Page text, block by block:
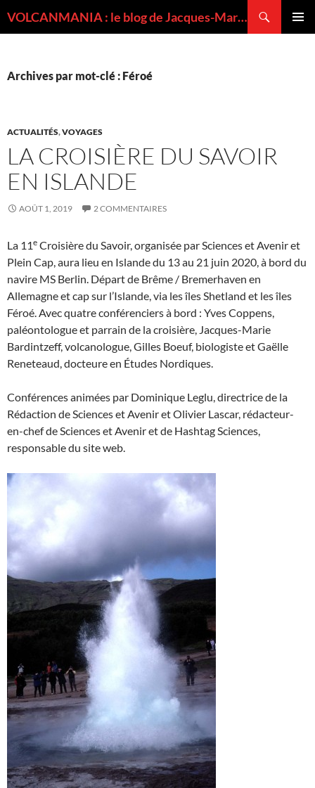
VOLCANMANIA : le blog de Jacques-Marie BARDINTZEFF, volcanologue
Archives par mot-clé : Féroé
ACTUALITÉS,VOYAGES
LA CROISIÈRE DU SAVOIR
EN ISLANDE
AOÛT 1, 2019 2 COMMENTAIRES
La 11e Croisière du Savoir, organisée par Sciences et Avenir et
Plein Cap, aura lieu en Islande du 13 au 21 juin 2020, à bord du
navire MS Berlin. Départ de Brême / Bremerhaven en
Allemagne et cap sur l’Islande, via les îles Shetland et les îles
Féroé. Avec quatre conférenciers à bord : Yves Coppens,
paléontologue et parrain de la croisière, Jacques-Marie
Bardintzeff, volcanologue, Gilles Boeuf, biologiste et Gaëlle
Reneteaud, docteure en Études Nordiques.
Conférences animées par Dominique Leglu, directrice de la
Rédaction de Sciences et Avenir et Olivier Lascar, rédacteur-
en-chef de Sciences et Avenir et de Hashtag Sciences,
responsable du site web.